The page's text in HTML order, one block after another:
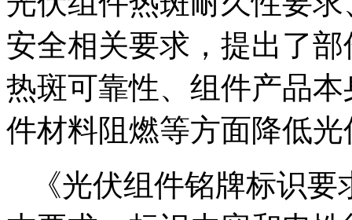
安全相关要求，提出了
热斑可靠性、组件产品
件材料阻燃等方面降低
《光伏组件铭牌标识